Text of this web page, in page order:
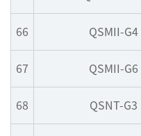
66 QSMII-G4
67 QSMII-G6
68 QSNT-G3